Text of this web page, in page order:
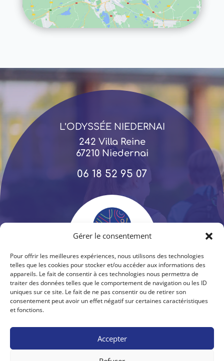
Gérer le consentement
Pour offrir les meilleures expériences, nous utilisons des technologies
telles que les cookies pour stocker et/ou accéder aux informations des
appareils. Le fait de consentir à ces technologies nous permettra de
traiter des données telles que le comportement de navigation ou les ID
uniques sur ce site. Le fait de ne pas consentir ou de retirer son
consentement peut avoir un effet négatif sur certaines caractéristiques
et fonctions.
Accepter
L’ODYSSÉE NIEDERNAI
242 Villa Reine
67210 Niedernai
06 18 52 95 07
Tarifs et inscription